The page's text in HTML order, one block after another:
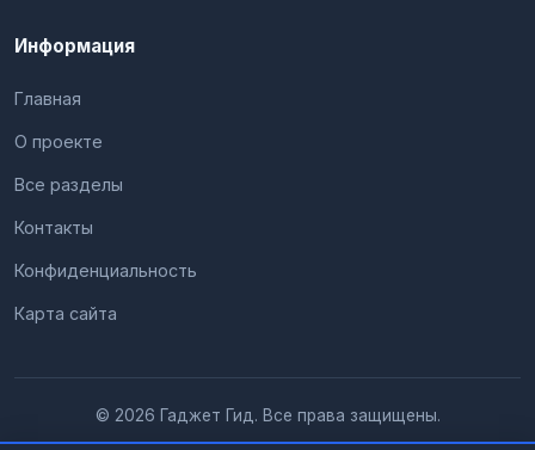
Информация
Главная
О проекте
Все разделы
Контакты
Конфиденциальность
Карта сайта
© 2026 Гаджет Гид. Все права защищены.